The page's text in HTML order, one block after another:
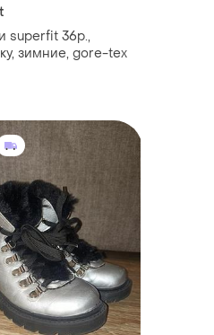
superfit 36р.,
зимние, gore-tex